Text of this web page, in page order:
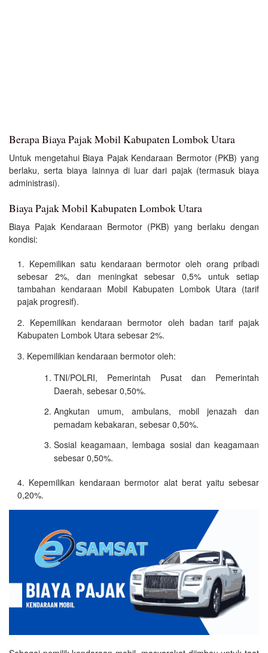
Berapa Biaya Pajak Mobil Kabupaten Lombok Utara
Untuk mengetahui Biaya Pajak Kendaraan Bermotor (PKB) yang
berlaku, serta biaya lainnya di luar dari pajak (termasuk biaya
administrasi).
Biaya Pajak Mobil Kabupaten Lombok Utara
Biaya Pajak Kendaraan Bermotor (PKB) yang berlaku dengan
kondisi:
Kepemilikan satu kendaraan bermotor oleh orang pribadi
sebesar 2%, dan meningkat sebesar 0,5% untuk setiap
tambahan kendaraan Mobil Kabupaten Lombok Utara (tarif
pajak progresif).
Kepemilikan kendaraan bermotor oleh badan tarif pajak
Kabupaten Lombok Utara sebesar 2%.
Kepemilikian kendaraan bermotor oleh:
TNI/POLRI, Pemerintah Pusat dan Pemerintah
Daerah, sebesar 0,50%.
Angkutan umum, ambulans, mobil jenazah dan
pemadam kebakaran, sebesar 0,50%.
Sosial keagamaan, lembaga sosial dan keagamaan
sebesar 0,50%.
Kepemilikan kendaraan bermotor alat berat yaitu sebesar
0,20%.